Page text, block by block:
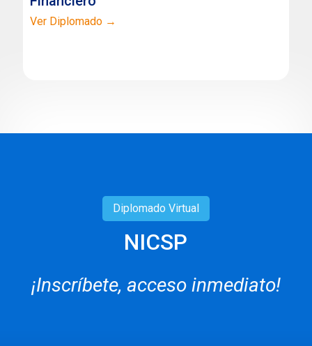
Ver Diplomado →
Diplomado Virtual
NICSP
¡Inscríbete, acceso inmediato!